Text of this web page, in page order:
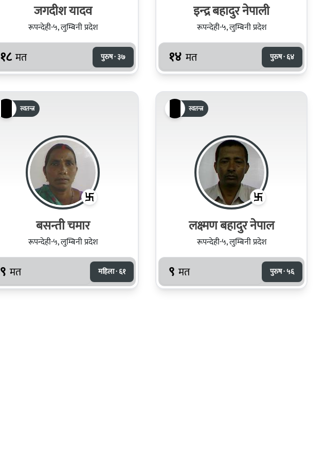
जगदीश यादव
रूपन्देही-५, लुम्बिनी प्रदेश
१८ मत पुरुष · ३७
इन्‍द्र बहादुर नेपाली
रूपन्देही-५, लुम्बिनी प्रदेश
१४ मत पुरुष · ६४
स्वतन्त्र
बसन्ती चमार
रूपन्देही-५, लुम्बिनी प्रदेश
९ मत महिला · ६१
स्वतन्त्र
लक्ष्‍मण बहादुर नेपाल
रूपन्देही-५, लुम्बिनी प्रदेश
९ मत पुरुष · ५६